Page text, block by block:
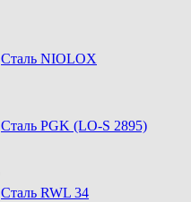
Сталь NIOLOX
Сталь PGK (LO-S 2895)
Сталь RWL 34